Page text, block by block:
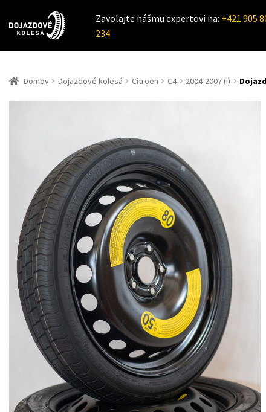
Zavolajte nášmu expertovi na: +421 905
234
Domov Dojazdové kolesá Citroen C4 2004-2007 (I)